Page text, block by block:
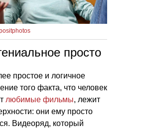
просто
простое и логичное
того факта, что человек
любимые фильмы, лежит
они ему просто
Видеоряд, который